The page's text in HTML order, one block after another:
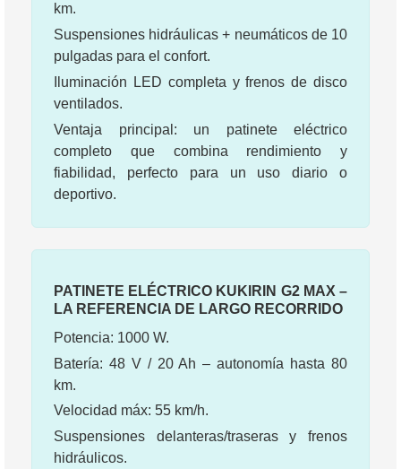
km.
Suspensiones hidráulicas + neumáticos de 10
pulgadas para el confort.
Iluminación LED completa y frenos de disco
ventilados.
Ventaja principal: un patinete eléctrico
completo que combina rendimiento y
fiabilidad, perfecto para un uso diario o
deportivo.
PATINETE ELÉCTRICO KUKIRIN G2 MAX –
LA REFERENCIA DE LARGO RECORRIDO
Potencia: 1000 W.
Batería: 48 V / 20 Ah – autonomía hasta 80
km.
Velocidad máx: 55 km/h.
Suspensiones delanteras/traseras y frenos
hidráulicos.